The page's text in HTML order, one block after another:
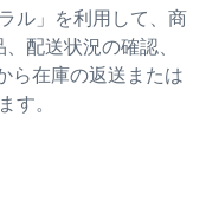
ル」を利用して、商
配送状況の確認、
ら在庫の返送または
す。